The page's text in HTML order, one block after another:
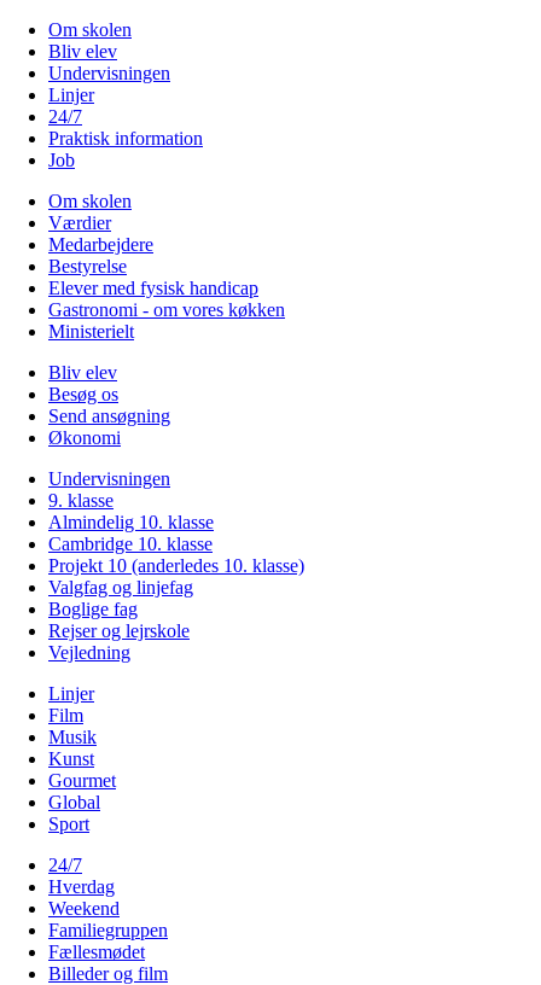
Om skolen
Bliv elev
Undervisningen
Linjer
24/7
Praktisk information
Job
Om skolen
Værdier
Medarbejdere
Bestyrelse
Elever med fysisk handicap
Gastronomi - om vores køkken
Ministerielt
Bliv elev
Besøg os
Send ansøgning
Økonomi
Undervisningen
9. klasse
Almindelig 10. klasse
Cambridge 10. klasse
Projekt 10 (anderledes 10. klasse)
Valgfag og linjefag
Boglige fag
Rejser og lejrskole
Vejledning
Linjer
Film
Musik
Kunst
Gourmet
Global
Sport
24/7
Hverdag
Weekend
Familiegruppen
Fællesmødet
Billeder og film